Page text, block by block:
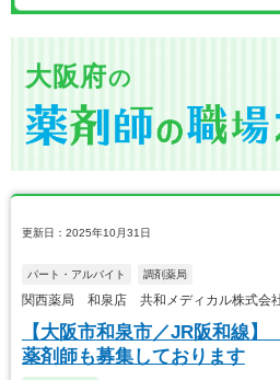
大阪府の
更新日：2025年10月31日
パート・アルバイト 調剤薬局
関西薬局 和泉店 共和メディカル株式会
【大阪市和泉市／JR阪和線
薬剤師も募集しております